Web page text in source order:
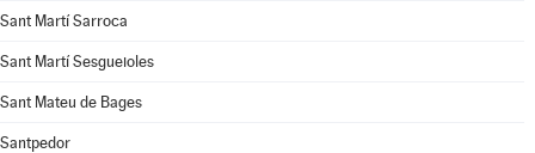
Sant Martí Sarroca
Sant Martí Sesgueioles
Sant Mateu de Bages
Santpedor